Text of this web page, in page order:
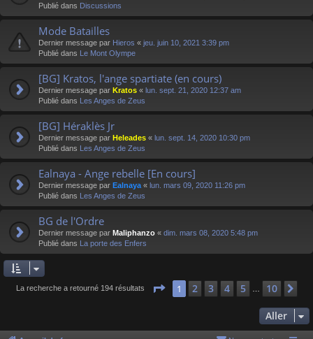
Publié dans Discussions
Mode Batailles
Dernier message par Hieros « jeu. juin 10, 2021 3:39 pm
Publié dans Le Mont Olympe
[BG] Kratos, l'ange spartiate (en cours)
Dernier message par Kratos « lun. sept. 21, 2020 12:37 am
Publié dans Les Anges de Zeus
[BG] Héraklès Jr
Dernier message par Heleades « lun. sept. 14, 2020 10:30 pm
Publié dans Les Anges de Zeus
Ealnaya - Ange rebelle [En cours]
Dernier message par Ealnaya « lun. mars 09, 2020 11:26 pm
Publié dans Les Anges de Zeus
BG de l'Ordre
Dernier message par Maliphanzo « dim. mars 08, 2020 5:48 pm
Publié dans La porte des Enfers
La recherche a retourné 194 résultats Page 1sur 10
1 2 3 4 5 10
Aller